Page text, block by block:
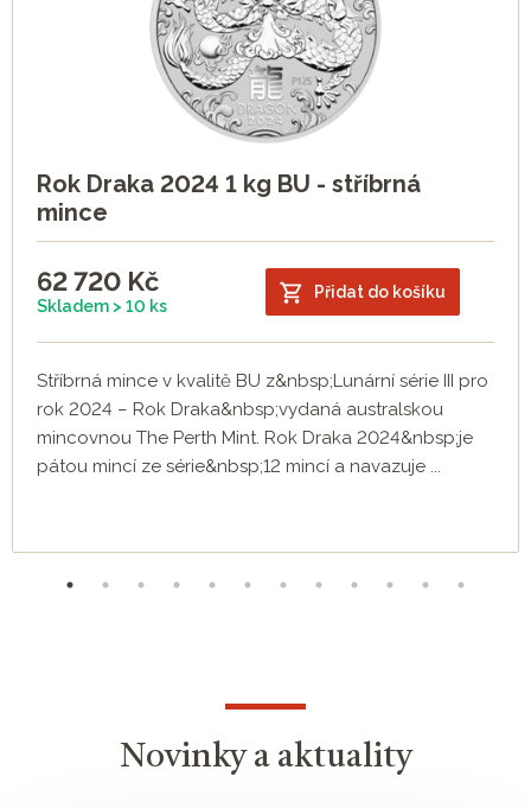
Rok Draka 2024 1 kg BU - stříbrná
mince
62 720 Kč
Skladem > 10 ks
Přidat do košíku
Stříbrná mince v kvalitě BU z&nbsp;Lunární série III pro
rok 2024 – Rok Draka&nbsp;vydaná australskou
mincovnou The Perth Mint. Rok Draka 2024&nbsp;je
pátou mincí ze série&nbsp;12 mincí a navazuje ...
Novinky a aktuality